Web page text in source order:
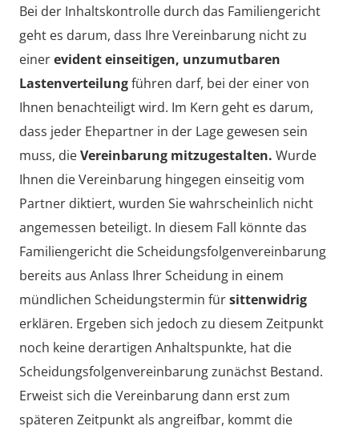
Bei der Inhaltskontrolle durch das Familiengericht
geht es darum, dass Ihre Vereinbarung nicht zu
einerevident einseitigen, unzumutbaren
Lastenverteilungführen darf, bei der einer von
Ihnen benachteiligt wird. Im Kern geht es darum,
dass jeder Ehepartner in der Lage gewesen sein
muss, dieVereinbarung mitzugestalten. Wurde
Ihnen die Vereinbarung hingegen einseitig vom
Partner diktiert, wurden Sie wahrscheinlich nicht
angemessen beteiligt. In diesem Fall könnte das
Familiengericht die Scheidungsfolgenvereinbarung
bereits aus Anlass Ihrer Scheidung in einem
mündlichen Scheidungstermin fürsittenwidrig
erklären. Ergeben sich jedoch zu diesem Zeitpunkt
noch keine derartigen Anhaltspunkte, hat die
Scheidungsfolgenvereinbarung zunächst Bestand.
Erweist sich die Vereinbarung dann erst zum
späteren Zeitpunkt als angreifbar, kommt die